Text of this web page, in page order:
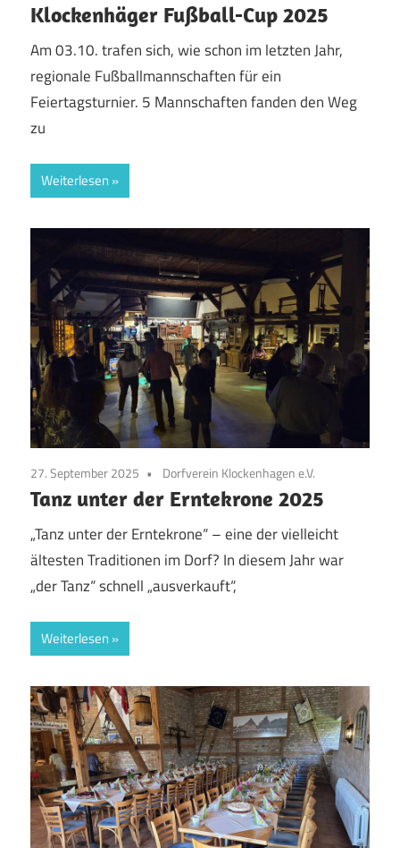
Klockenhäger Fußball-Cup 2025
Am 03.10. trafen sich, wie schon im letzten Jahr,
regionale Fußballmannschaften für ein
Feiertagsturnier. 5 Mannschaften fanden den Weg
zu
Weiterlesen
27. September 2025 Dorfverein Klockenhagen e.V.
Tanz unter der Erntekrone 2025
„Tanz unter der Erntekrone“ – eine der vielleicht
ältesten Traditionen im Dorf? In diesem Jahr war
„der Tanz“ schnell „ausverkauft“,
Weiterlesen